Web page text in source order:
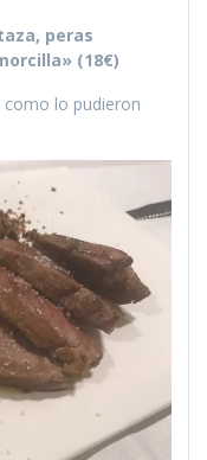
peras
(18€)
lo pudieron